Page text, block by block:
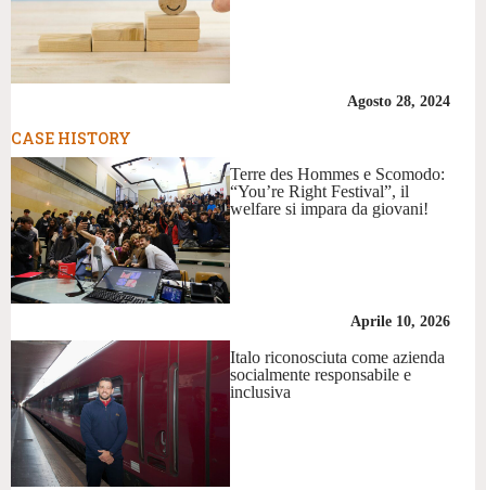
Agosto 28, 2024
CASE HISTORY
Terre des Hommes e Scomodo:
“You’re Right Festival”, il
welfare si impara da giovani!
Aprile 10, 2026
Italo riconosciuta come azienda
socialmente responsabile e
inclusiva